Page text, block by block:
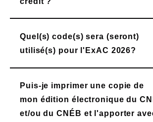
Quel(s) code(s) sera (seront)
utilisé(s) pour l'ExAC 2026?
Puis-je imprimer une copie de
mon édition électronique du
et/ou du CNÉB et l'apporter